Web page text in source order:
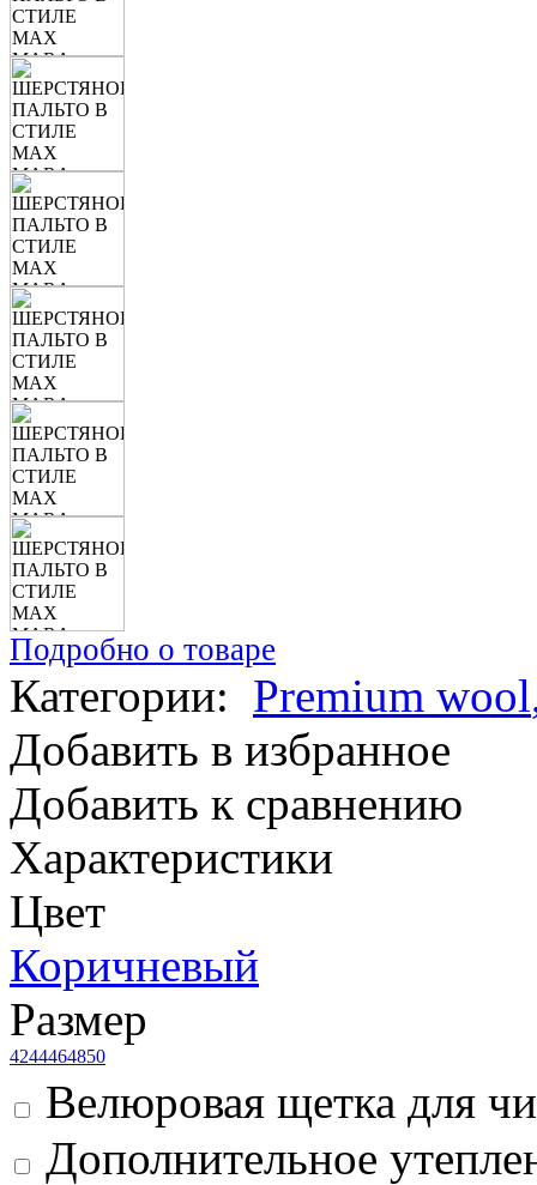
Подробно о товаре
Категории: Premium wool
Добавить в избранное
Добавить к сравнению
Характеристики
Цвет
Коричневый
Размер
4244464850
Велюровая щетка для
Дополнительное